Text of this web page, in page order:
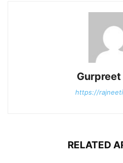
Gurpreet
https://
RELATED